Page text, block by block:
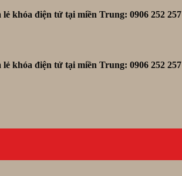
khóa điện tử tại miền Trung: 0906 252 257
khóa điện tử tại miền Trung: 0906 252 257